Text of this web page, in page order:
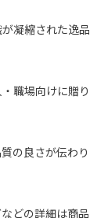
凝縮された逸品
職場向けに贈り
の良さが伝わり
どの詳細は商品